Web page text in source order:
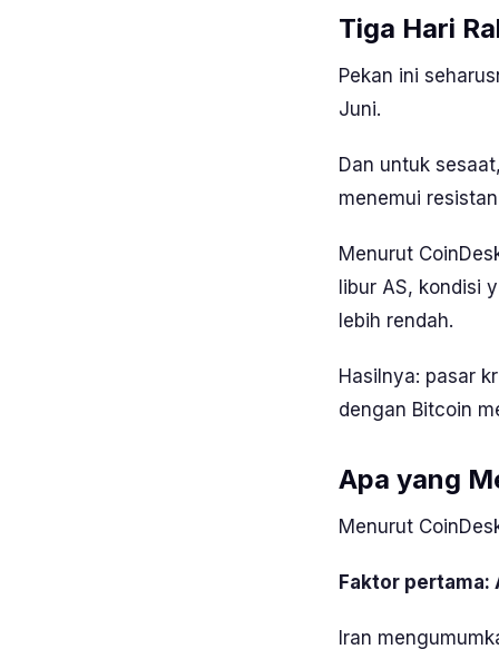
Tiga Hari
Pekan ini
Juni.
Dan untuk
menemui
Menurut
libur AS, kondisi
lebih rendah.
Hasilnya: pasar
dengan Bitcoin
Apa yang
Menurut
Faktor pertama:
Iran